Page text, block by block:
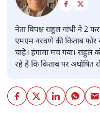
नेता विपक्ष राहुल गांधी ने 2
एमएम नरवणे की किताब
चाहे। हंगामा मच गया। राहुल
रहे हैं कि किताब पर अघोषित